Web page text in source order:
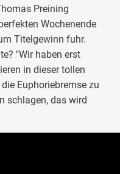
Preining
Wochenende
Titelgewinn fuhr.
"Wir haben erst
in dieser tollen
Euphoriebremse zu
schlagen, das wird